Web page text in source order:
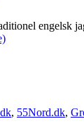
, 55Nord.dk,